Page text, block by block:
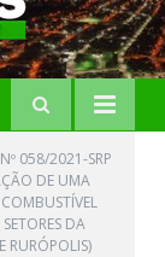
058/2021-SRP
DE UMA
DA
RURÓPOLIS)